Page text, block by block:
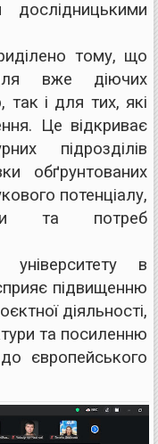
дослідницькими
тому, що
вже діючих
так і для тих, які
Це відкриває
підрозділів
обґрунтованих
потенціалу,
та потреб
університету в
підвищенню
діяльності,
та посиленню
до європейського